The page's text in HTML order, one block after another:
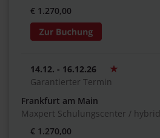
€ 1.270,00
14.12. - 16.12.26
Garantierter Termin
Frankfurt am Main
Maxpert Schulungscenter / hybrid
€ 1.270,00